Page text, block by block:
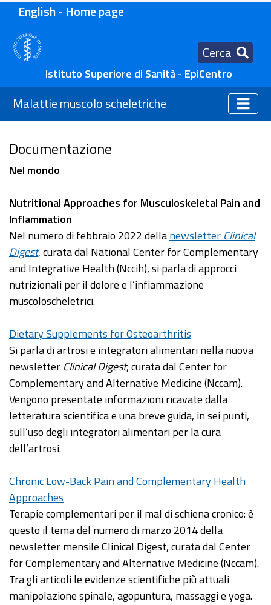
English - Home page
Cerca
Istituto Superiore di Sanità - EpiCentro
Malattie muscolo scheletriche
Documentazione
Nel mondo
Nutritional Approaches for Musculoskeletal Pain and
Inflammation
Nel numero di febbraio 2022 dellanewsletter Clinical
Digest, curata dal National Center for Complementary
and Integrative Health (Nccih), si parla di approcci
nutrizionali per il dolore e l’infiammazione
muscoloscheletrici.
Dietary Supplements for Osteoarthritis
Si parla di artrosi e integratori alimentari nella nuova
newsletter Clinical Digest, curata dal Center for
Complementary and Alternative Medicine (Nccam).
Vengono presentate informazioni ricavate dalla
letteratura scientifica e una breve guida, in sei punti,
sull’uso degli integratori alimentari per la cura
dell’artrosi.
Chronic Low-Back Pain and Complementary Health
Approaches
Terapie complementari per il mal di schiena cronico: è
questo il tema del numero di marzo 2014 della
newsletter mensile Clinical Digest, curata dal Center
for Complementary and Alternative Medicine (Nccam).
Tra gli articoli le evidenze scientifiche più attuali
manipolazione spinale, agopuntura, massaggi e yoga.